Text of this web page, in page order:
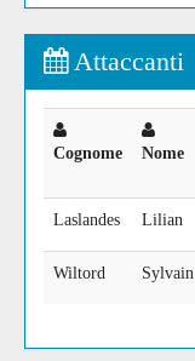
Attaccanti
Cognome Nome
Laslandes Lilian
Wiltord Sylvain